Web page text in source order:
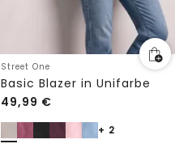
Street One
Basic Blazer in Unifarbe
49,99 €
+ 2